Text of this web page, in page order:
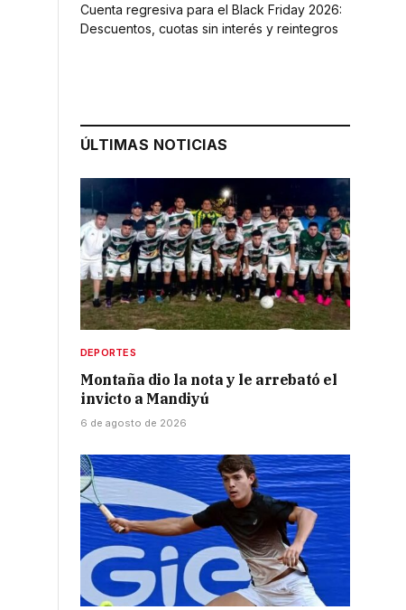
Cuenta regresiva para el Black Friday 2026:
Descuentos, cuotas sin interés y reintegros
ÚLTIMAS NOTICIAS
DEPORTES
Montaña dio la nota y le arrebató el
invicto a Mandiyú
6 de agosto de 2026